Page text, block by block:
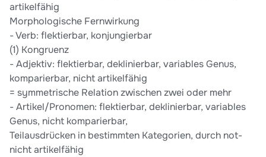
artikelfähig
Morphologische Fernwirkung
- Verb: flektierbar, konjungierbar
(1) Kongruenz
- Adjektiv: flektierbar, deklinierbar, variables Genus,
komparierbar, nicht artikelfähig
= symmetrische Relation zwischen zwei oder mehr
- Artikel/Pronomen: flektierbar, deklinierbar, variables
Genus, nicht komparierbar,
Teilausdrücken in bestimmten Kategorien, durch not-
nicht artikelfähig